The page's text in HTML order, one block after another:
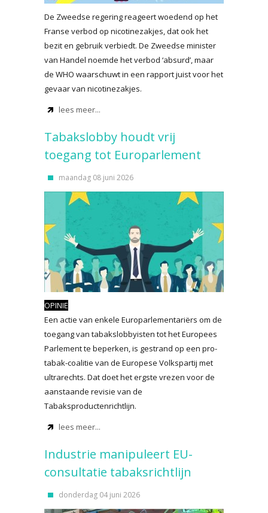
De Zweedse regering reageert woedend op het
Franse verbod op nicotinezakjes, dat ook het
bezit en gebruik verbiedt. De Zweedse minister
van Handel noemde het verbod ‘absurd’, maar
de WHO waarschuwt in een rapport juist voor het
gevaar van nicotinezakjes.
lees meer...
Tabakslobby houdt vrij
toegang tot Europarlement
maandag 08 juni 2026
OPINIE
Een actie van enkele Europarlementariërs om de
toegang van tabakslobbyisten tot het Europees
Parlement te beperken, is gestrand op een pro-
tabak-coalitie van de Europese Volkspartij met
ultrarechts. Dat doet het ergste vrezen voor de
aanstaande revisie van de
Tabaksproductenrichtlijn.
lees meer...
Industrie manipuleert EU-
consultatie tabaksrichtlijn
donderdag 04 juni 2026